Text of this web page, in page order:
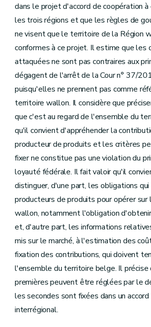
dans le projet d'accord de coopération à
les trois régions et que les règles de
ne visent que le territoire de la Région
conformes à ce projet. Il estime que les
attaquées ne sont pas contraires aux
dégagent de l'arrêt de la Cour n° 37/
puisqu'elles ne prennent pas comme
territoire wallon. Il considère que
que c'est au regard de l'ensemble du
qu'il convient d'appréhender la
producteur de produits et les critères
fixer ne constitue pas une violation du
loyauté fédérale. Il fait valoir qu'il
distinguer, d'une part, les obligations
producteurs de produits pour opérer
wallon, notamment l'obligation
et, d'autre part, les informations
mis sur le marché, à l'estimation des
fixation des contributions, qui doivent
l'ensemble du territoire belge. Il précise
premières peuvent être réglées par le
les secondes sont fixées dans un
interrégional.